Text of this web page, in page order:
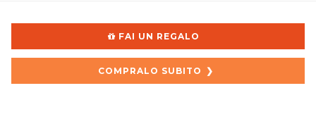
FAI UN REGALO
COMPRALO SUBITO